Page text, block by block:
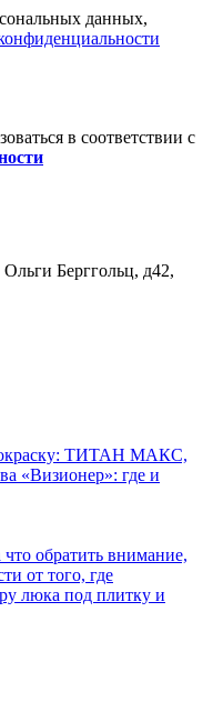
данных,
в соответствии с
Ольги Берггольц, д42,
ТИТАН МАКС,
где и
обратить внимание,
от того, где
люка под плитку и